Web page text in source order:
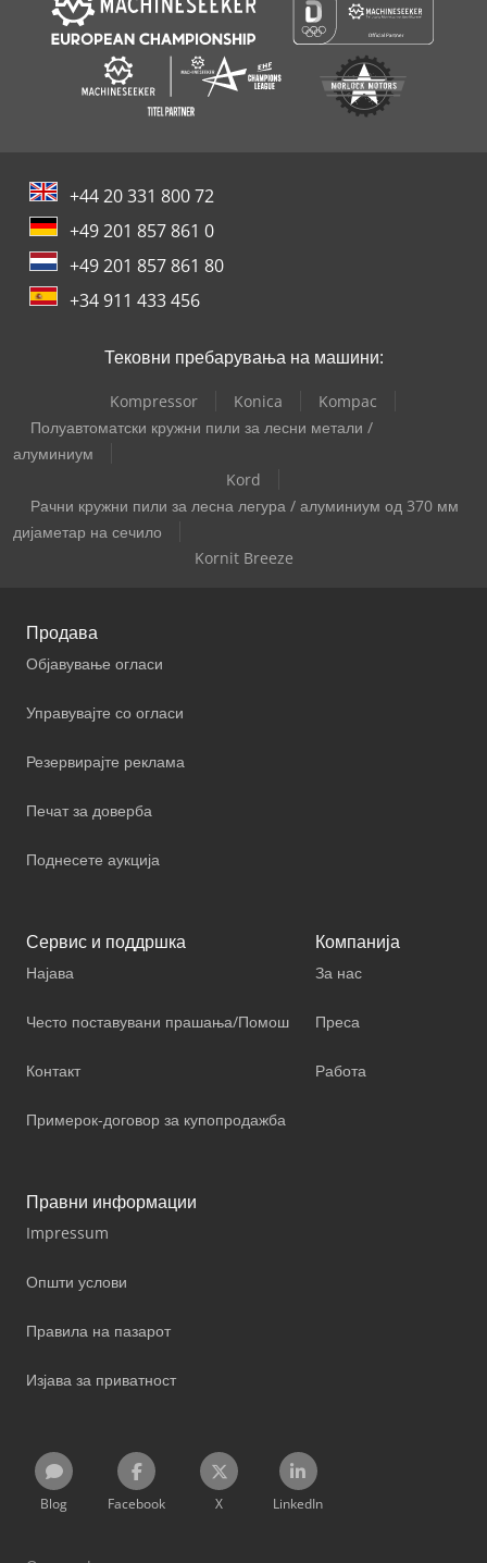
+44 20 331 800 72
+49 201 857 861 0
+49 201 857 861 80
+34 911 433 456
Тековни пребарувања на машини:
Kompressor Konica
Kompac
Полуавтоматски кружни пили за лесни метали /
алуминиум
Kord
Рачни кружни пили за лесна легура / алуминиум од 370 мм
дијаметар на сечило
Kornit Breeze
Продава
Објавување огласи
Управувајте со огласи
Резервирајте реклама
Печат за доверба
Поднесете аукција
Сервис и поддршка
Најава
Често поставувани прашања/Помош
Контакт
Примерок-договор за купопродажба
Компанија
За нас
Преса
Работа
Правни информации
Impressum
Општи услови
Правила на пазарот
Изјава за приватност
Blog Facebook X LinkedIn